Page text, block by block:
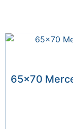
65×70